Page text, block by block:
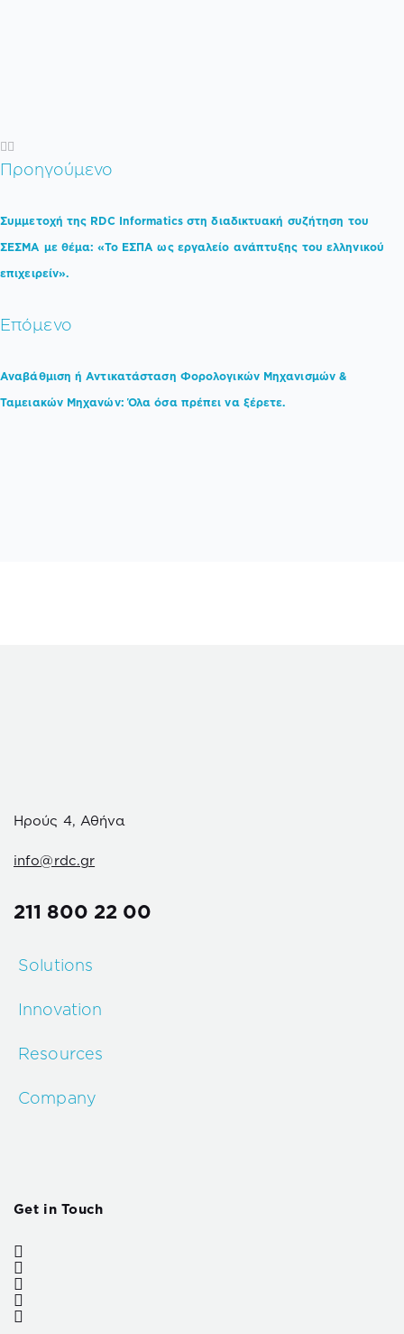
Προηγούμενο
Συμμετοχή της RDC Informatics στη διαδικτυακή συζήτηση του
ΣΕΣΜΑ με θέμα: «Το ΕΣΠΑ ως εργαλείο ανάπτυξης του ελληνικού
επιχειρείν».
Επόμενο
Αναβάθμιση ή Αντικατάσταση Φορολογικών Μηχανισμών &
Ταμειακών Μηχανών: Όλα όσα πρέπει να ξέρετε.
Ηρούς 4, Αθήνα
info@rdc.gr
211 800 22 00
Solutions
Innovation
Resources
Company
Get in Touch